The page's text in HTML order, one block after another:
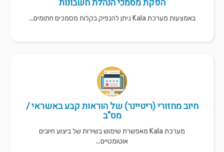
הפקת מסמכי הנהלת חשבונות
באמצעות מערכת Kala ניתן להנפיק בקלות מסמכים חתומים...
חיוב מחזורי (ריטיינר) של הוראות קבע באשראי /
מס"ב
מערכת Kala מאפשרת שימוש בשירות של ביצוע חיובים
אוטומטיים...